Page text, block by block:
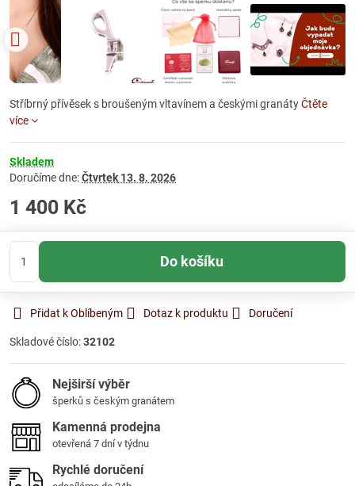
Stříbrný přívěsek s broušeným vltavínem a českými granátyČtěte
více
Skladem
Doručíme dne:Čtvrtek 13. 8. 2026
1 400 Kč
Do košíku
Přidat k Oblíbeným Dotaz k produktu Doručení
Skladové číslo:32102
Nejširší výběr
šperků s českým granátem
Kamenná prodejna
otevřená 7 dní v týdnu
Rychlé doručení